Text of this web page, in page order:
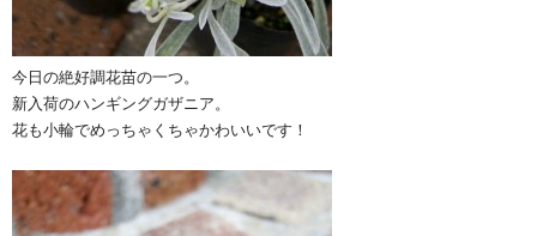
今日の絶好調花苗の一つ。
新入荷のハンギングガザニア。
花も小輪でめっちゃくちゃかわいいです！